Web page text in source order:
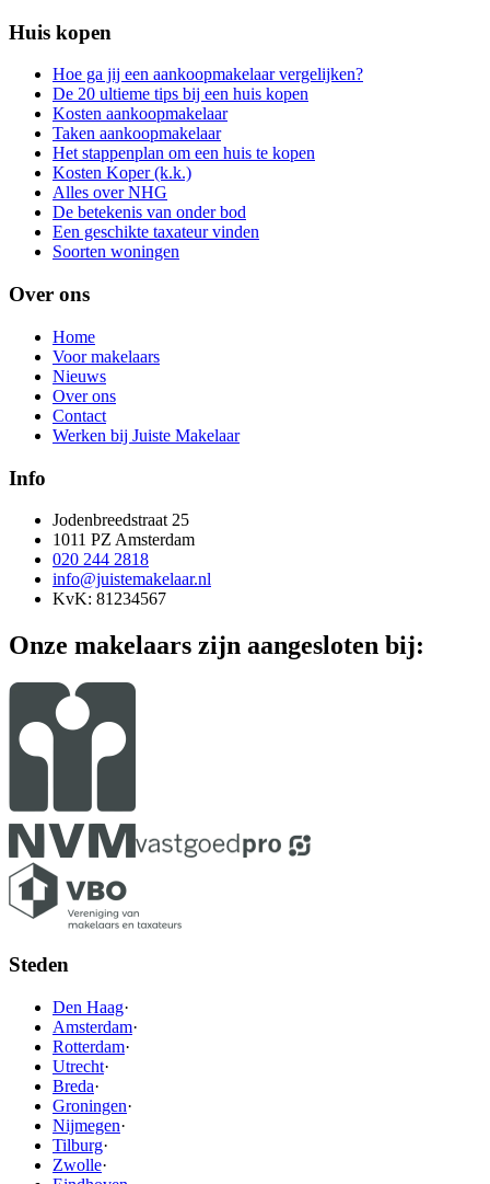
Huis kopen
Hoe ga jij een aankoopmakelaar vergelijken?
De 20 ultieme tips bij een huis kopen
Kosten aankoopmakelaar
Taken aankoopmakelaar
Het stappenplan om een huis te kopen
Kosten Koper (k.k.)
Alles over NHG
De betekenis van onder bod
Een geschikte taxateur vinden
Soorten woningen
Over ons
Home
Voor makelaars
Nieuws
Over ons
Contact
Werken bij Juiste Makelaar
Info
Jodenbreedstraat 25
1011 PZ Amsterdam
020 244 2818
info@juistemakelaar.nl
KvK: 81234567
Onze makelaars zijn aangesloten bij:
Steden
Den Haag·
Amsterdam·
Rotterdam·
Utrecht·
Breda·
Groningen·
Nijmegen·
Tilburg·
Zwolle·